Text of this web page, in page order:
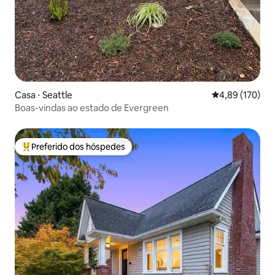
Casa ⋅ Seattle 4,89 de uma
4,89 (170)
Boas-vindas ao estado de Evergreen
Entre os melhores preferidos dos hóspedes
Preferido dos hóspedes